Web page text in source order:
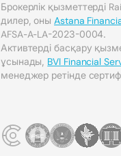
Брокерлік қызметтерді
дилер, оны Astana
AFSA-A-LA-2023-0004.
Активтерді басқару
ұсынады, BVI Financial
менеджер ретінде